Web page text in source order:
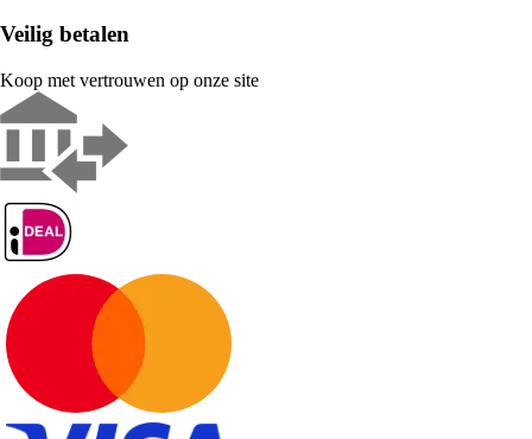
Veilig betalen
Koop met vertrouwen op onze site